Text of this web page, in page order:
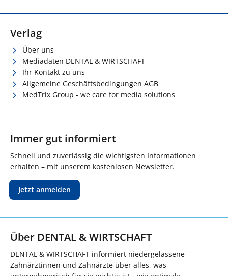
Verlag
Über uns
Mediadaten DENTAL & WIRTSCHAFT
Ihr Kontakt zu uns
Allgemeine Geschäftsbedingungen AGB
MedTrix Group - we care for media solutions
Immer gut informiert
Schnell und zuverlässig die wichtigsten Informationen
erhalten – mit unserem kostenlosen Newsletter.
Jetzt anmelden
Über DENTAL & WIRTSCHAFT
DENTAL & WIRTSCHAFT informiert niedergelassene
Zahnärztinnen und Zahnärzte über alles, was